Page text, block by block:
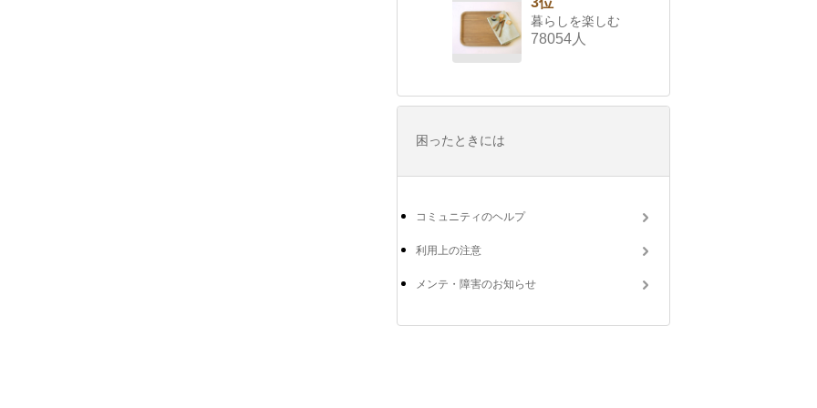
暮らしを楽しむ
78054人
困ったときには
コミュニティのヘルプ
利用上の注意
メンテ・障害のお知らせ